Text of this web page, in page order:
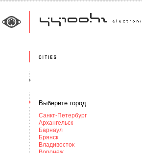
Выберите город
Санкт-Петербург
Архангельск
Барнаул
Брянск
Владивосток